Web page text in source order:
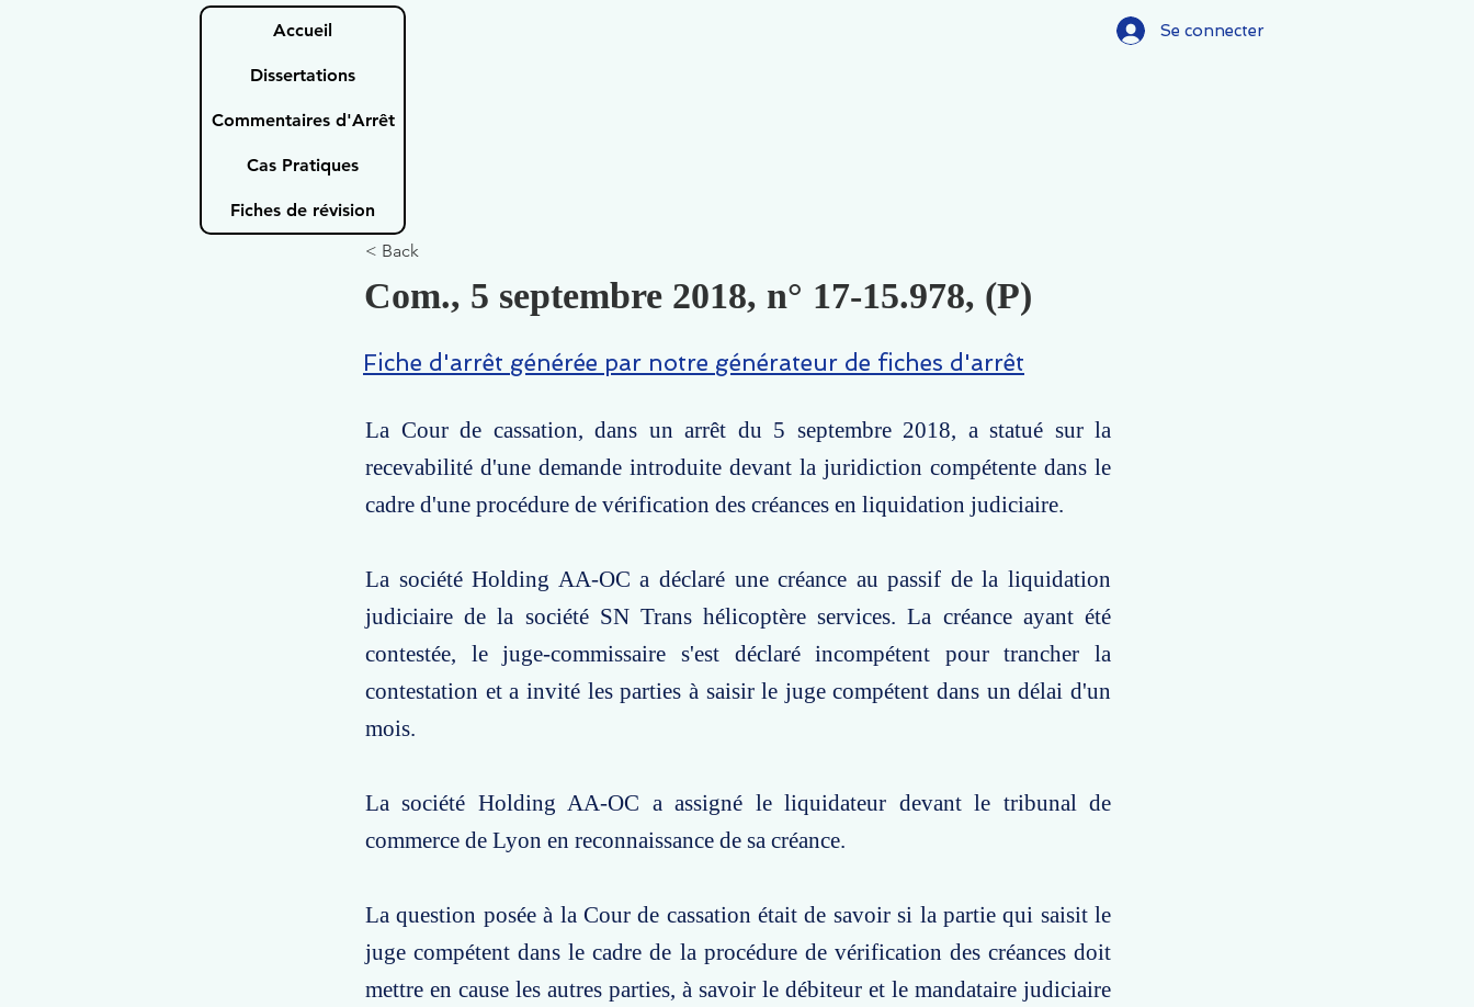
Accueil
Dissertations
Commentaires d'Arrêt
Cas Pratiques
Fiches de révision
Se connecter
< Back
Com., 5 septembre 2018, n° 17-15.978, (P)
Fiche d'arrêt générée par notre générateur de fiches d'arrêt
La Cour de cassation, dans un arrêt du 5 septembre 2018, a statué sur la
recevabilité d'une demande introduite devant la juridiction compétente dans le
cadre d'une procédure de vérification des créances en liquidation judiciaire.
La société Holding AA-OC a déclaré une créance au passif de la liquidation
judiciaire de la société SN Trans hélicoptère services. La créance ayant été
contestée, le juge-commissaire s'est déclaré incompétent pour trancher la
contestation et a invité les parties à saisir le juge compétent dans un délai d'un
mois.
La société Holding AA-OC a assigné le liquidateur devant le tribunal de
commerce de Lyon en reconnaissance de sa créance.
La question posée à la Cour de cassation était de savoir si la partie qui saisit le
juge compétent dans le cadre de la procédure de vérification des créances doit
mettre en cause les autres parties, à savoir le débiteur et le mandataire judiciaire